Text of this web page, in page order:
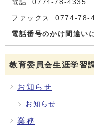
電話: 0774-78-4335
ファックス: 0774-78-
電話番号のかけ間違い
教育委員会生涯学習
お知らせ
お知らせ
業務